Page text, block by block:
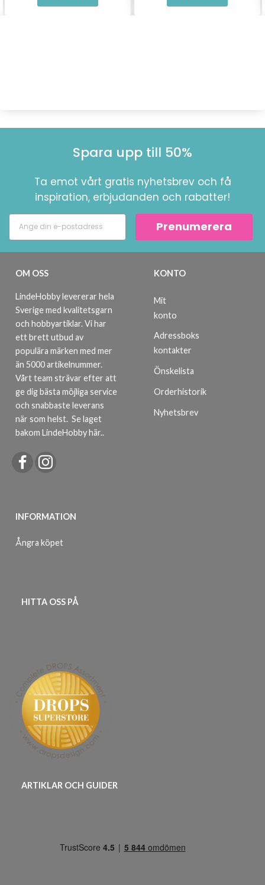
Spara upp till 50%
Ta emot vårt gratis nyhetsbrev och få
inspiration, erbjudanden och rabatter!
Prenumerera
OM OSS
LindeHobby levererar hela
Sverige med kvalitetsgarn
och hobbyartiklar. Vi har
ett brett utbud av
populära märken med mer
än 5000 artikelnummer.
Vårt team strävar efter att
ge dig bästa möjliga service
och snabbaste leverans
när som helst. Se laget
bakom LindeHobby här..
INFORMATION
Ångra köpet
KONTO
Mit
konto
Adressboks
kontakter
Önskelista
Orderhistorik
Nyhetsbrev
HITTA OSS PÅ
ARTIKLAR OCH GUIDER